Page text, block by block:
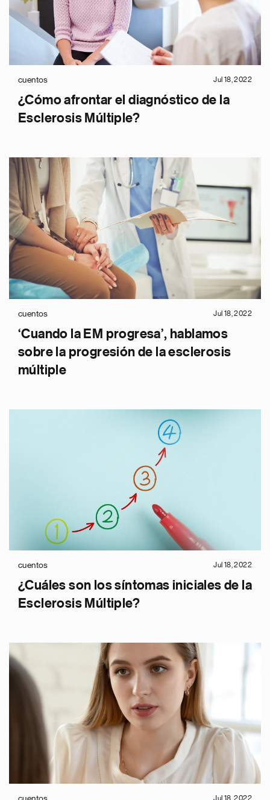
cuentos Jul 18, 2022
¿Cómo afrontar el diagnóstico de la
Esclerosis Múltiple?
cuentos Jul 18, 2022
‘Cuando la EM progresa’, hablamos
sobre la progresión de la esclerosis
múltiple
cuentos Jul 18, 2022
¿Cuáles son los síntomas iniciales de la
Esclerosis Múltiple?
Jul 18, 2022